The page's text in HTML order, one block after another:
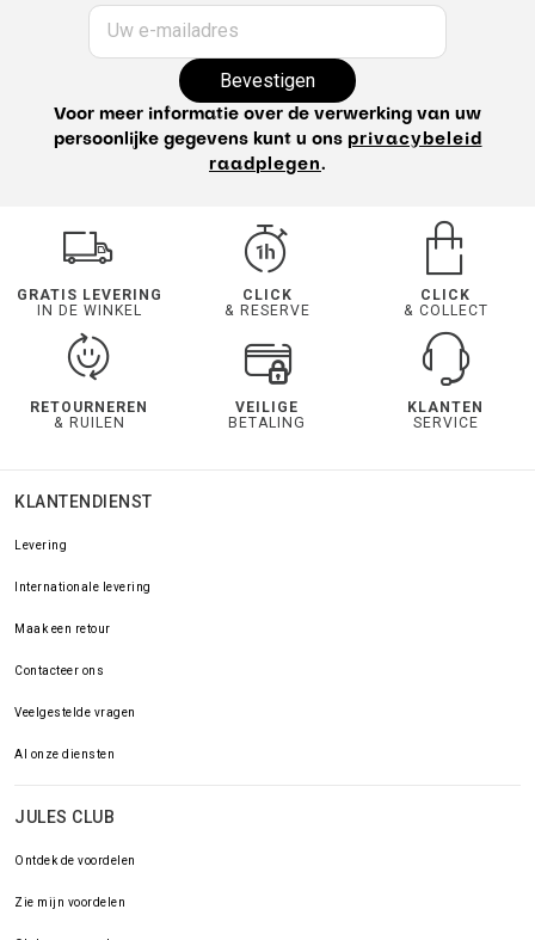
Uw e-mailadres
Bevestigen
Voor meer informatie over de verwerking van uw
persoonlijke gegevens kunt u ons privacybeleid
raadplegen.
GRATIS LEVERING
IN DE WINKEL
CLICK
& RESERVE
CLICK
& COLLECT
RETOURNEREN
& RUILEN
VEILIGE
BETALING
KLANTEN
SERVICE
KLANTENDIENST
Levering
Internationale levering
Maak een retour
Contacteer ons
Veelgestelde vragen
Al onze diensten
JULES CLUB
Ontdek de voordelen
Zie mijn voordelen